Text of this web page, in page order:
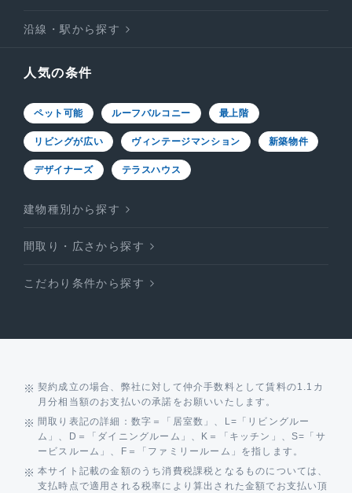
沿線・駅から探す
人気の条件
ペット可能 ルーフバルコニー 最上階
リビングが広い ヴィンテージマンション 新築物件
デザイナーズ テラスハウス
建物種別から探す
間取り・広さから探す
こだわり条件から探す
契約成立の場合、弊社に対して仲介手数料として賃料の1.1カ
月分相当額のお支払いの承諾をお願いいたします。
間取り表記の詳細：数字＝「居室数」、L=「リビングルー
ム」、D＝「ダイニングルーム」、K＝「キッチン」、S=「サ
ービスルーム」、F＝「ファミリールーム」を指します。
本サイト記載の金額のうち消費税課税となるものについては、
支払時点で適用される税率により算出された金額でお支払い頂